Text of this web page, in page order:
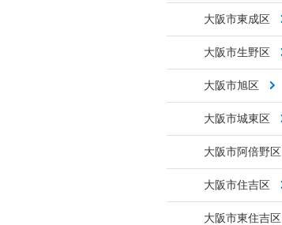
大阪市東成区
大阪市生野区
大阪市旭区
大阪市城東区
大阪市阿倍野区
大阪市住吉区
大阪市東住吉区